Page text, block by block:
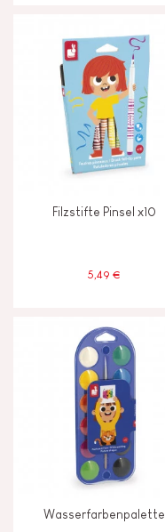
Filzstifte Pinsel x10
5,49 €
Wasserfarbenpalette